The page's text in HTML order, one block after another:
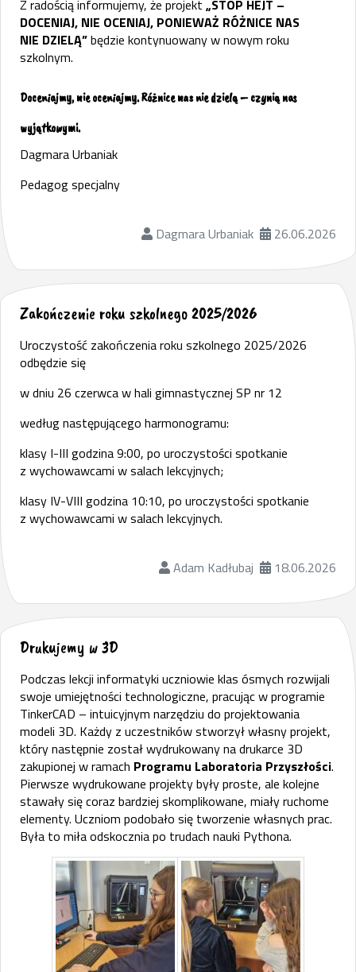
Z radością informujemy, że projekt „STOP HEJT –
DOCENIAJ, NIE OCENIAJ, PONIEWAŻ RÓŻNICE NAS
NIE DZIELĄ”będzie kontynuowany w nowym roku
szkolnym.
Doceniajmy, nie oceniajmy. Różnice nas nie dzielą – czynią nas
wyjątkowymi.
Dagmara Urbaniak
Pedagog specjalny
Dagmara Urbaniak 26.06.2026
Zakończenie roku szkolnego 2025/2026
Uroczystość zakończenia roku szkolnego 2025/2026
odbędzie się
w dniu 26 czerwca w hali gimnastycznej SP nr 12
według następującego harmonogramu:
klasy I-III godzina 9:00, po uroczystości spotkanie
z wychowawcami w salach lekcyjnych;
klasy IV-VIII godzina 10:10, po uroczystości spotkanie
z wychowawcami w salach lekcyjnych.
Adam Kadłubaj 18.06.2026
Drukujemy w 3D
Podczas lekcji informatyki uczniowie klas ósmych rozwijali
swoje umiejętności technologiczne, pracując w programie
TinkerCAD – intuicyjnym narzędziu do projektowania
modeli 3D. Każdy z uczestników stworzył własny projekt,
który następnie został wydrukowany na drukarce 3D
zakupionej w ramach Programu Laboratoria Przyszłości.
Pierwsze wydrukowane projekty były proste, ale kolejne
stawały się coraz bardziej skomplikowane, miały ruchome
elementy. Uczniom podobało się tworzenie własnych prac.
Była to miła odskocznia po trudach nauki Pythona.